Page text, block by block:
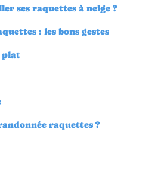
ses raquettes à neige ?
: les bons gestes
plat
raquettes ?